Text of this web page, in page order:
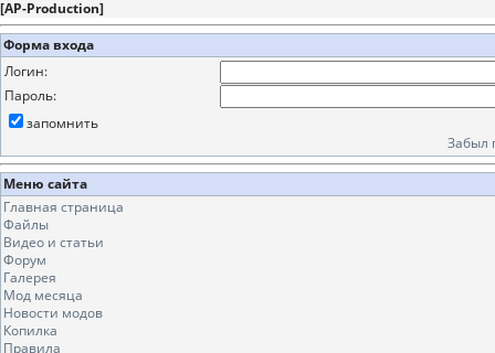
[AP-Production]
Форма входа
Логин:
Пароль:
запомнить
Забыл
Меню сайта
Главная страница
Файлы
Видео и статьи
Форум
Галерея
Мод месяца
Новости модов
Копилка
Правила